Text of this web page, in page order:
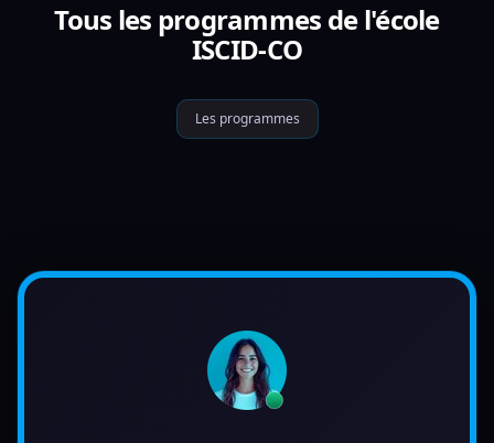
Tous les programmes de l'école
ISCID-CO
Les programmes